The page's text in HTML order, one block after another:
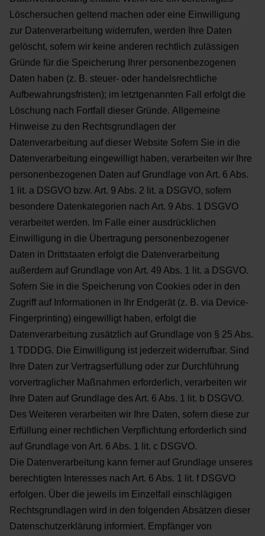
Löschersuchen geltend machen oder eine Einwilligung
zur Datenverarbeitung widerrufen,werden Ihre Daten
gelöscht, sofern wir keine anderen rechtlich zulässigen
Gründe für die Speicherung Ihrer personenbezogenen
Daten haben (z. B. steuer- oder handelsrechtliche
Aufbewahrungsfristen); im letztgenannten Fall erfolgt die
Löschung nach Fortfall dieser Gründe. Allgemeine
Hinweise zu den Rechtsgrundlagen der
Datenverarbeitung auf dieserWebsite Sofern Sie in die
Datenverarbeitung eingewilligt haben, verarbeiten wir Ihre
personenbezogenen Daten auf Grundlage von Art. 6 Abs.
1 lit. a DSGVO bzw. Art. 9 Abs. 2 lit. a DSGVO, sofern
besondere Datenkategorien nach Art. 9 Abs. 1 DSGVO
verarbeitet werden. Im Falle einer ausdrücklichen
Einwilligung in die Übertragung personenbezogener
Daten in Drittstaaten erfolgt die Datenverarbeitung
außerdem auf Grundlage von Art. 49 Abs. 1 lit. a DSGVO.
Sofern Sie in die Speicherung von Cookies oder in den
Zugriff auf Informationen in
Ihr Endgerät (z. B. via Device-
Fingerprinting) eingewilligt haben, erfolgt die
Datenverarbeitung zusätzlich auf Grundlage von § 25 Abs.
1 TDDDG. Die Einwilligung ist jederzeit widerrufbar. Sind
Ihre Daten zur Vertragserfüllung oder zur Durchführung
vorvertraglicher Maßnahmen erforderlich, verarbeiten wir
Ihre Daten auf Grundlage des Art. 6 Abs. 1 lit. b DSGVO.
Des Weiteren verarbeiten wir Ihre Daten, sofern diese zur
Erfüllung einer rechtlichen Verpflichtung erforderlich sind
auf Grundlage von Art. 6 Abs. 1 lit. c DSGVO.
Die Datenverarbeitung kann ferner auf Grundlage unseres
berechtigten Interesses nach Art. 6 Abs. 1 lit. f DSGVO
erfolgen. Über die jeweils im Einzelfall einschlägigen
Rechtsgrundlagen wird in den folgenden Absätzen dieser
Datenschutzerklärung informiert. Empfänger von